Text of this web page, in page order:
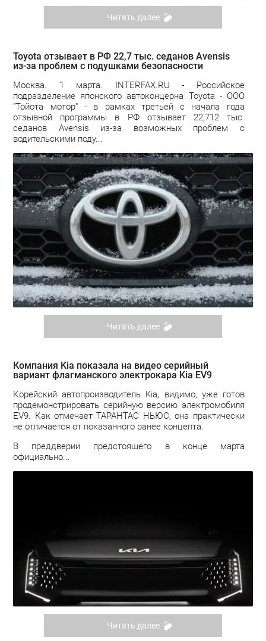
Читать далее
Toyota отзывает в РФ 22,7 тыс. седанов Avensis
из-за проблем с подушками безопасности
Москва. 1 марта. INTERFAX.RU - Российское
подразделение японского автоконцерна Toyota - ООО
"Тойота мотор" - в рамках третьей с начала года
отзывной программы в РФ отзывает 22,712 тыс.
седанов Avensis из-за возможных проблем с
водительскими поду...
Читать далее
Компания Kia показала на видео серийный
вариант флагманского электрокара Kia EV9
Корейский автопроизводитель Kia, видимо, уже готов
продемонстрировать серийную версию электромобиля
EV9. Как отмечает ТАРАНТАС НЬЮС, она практически
не отличается от показанного ранее концепта.
В преддверии предстоящего в конце марта
официально...
Читать далее